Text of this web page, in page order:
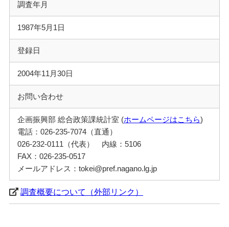
調査年月
1987年5月1日
登録日
2004年11月30日
お問い合わせ
企画振興部 総合政策課統計室 (ホームページはこちら)
電話：026-235-7074（直通）
026-232-0111（代表） 内線：5106
FAX：026-235-0517
メールアドレス：tokei@pref.nagano.lg.jp
調査概要について（外部リンク）